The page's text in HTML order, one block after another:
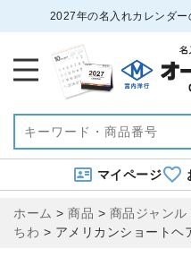
2027年の名入れカレンダ
マイページ
ホーム > 商品 > 商品ジャンル
ちわ > アメリカンショートヘ